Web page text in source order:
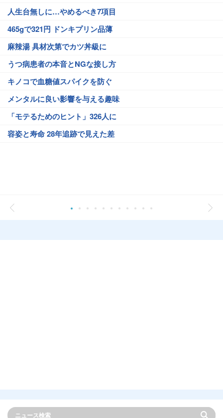
人生台無しに…やめるべき7項目
465gで321円 ドンキプリン品薄
麻辣湯 具材次第でカツ丼級に
うつ病患者の本音とNGな接し方
キノコで血糖値スパイクを防ぐ
メンタルに良い影響を与える趣味
「モテるためのヒント」326人に
容姿と寿命 28年追跡で見えた差